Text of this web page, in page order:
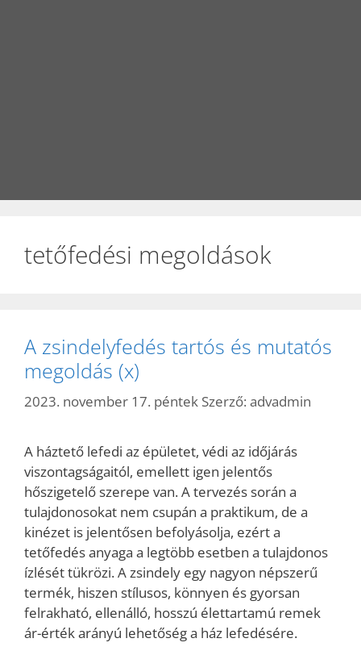
tetőfedési megoldások
A zsindelyfedés tartós és mutatós
megoldás (x)
2023. november 17. péntek Szerző: advadmin
A háztető lefedi az épületet, védi az időjárás
viszontagságaitól, emellett igen jelentős
hőszigetelő szerepe van. A tervezés során a
tulajdonosokat nem csupán a praktikum, de a
kinézet is jelentősen befolyásolja, ezért a
tetőfedés anyaga a legtöbb esetben a tulajdonos
ízlését tükrözi. A zsindely egy nagyon népszerű
termék, hiszen stílusos, könnyen és gyorsan
felrakható, ellenálló, hosszú élettartamú remek
ár-érték arányú lehetőség a ház lefedésére.